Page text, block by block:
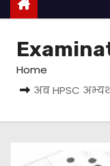
Home
अब HPSC